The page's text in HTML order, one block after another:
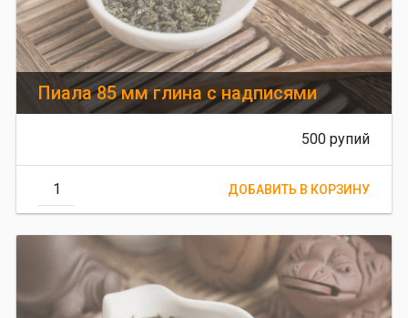
Пиала 85 мм глина с надписями
500 рупий